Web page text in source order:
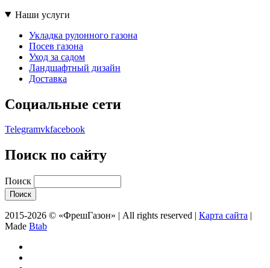
Наши услуги
Укладка рулонного газона
Посев газона
Уход за садом
Ландшафтный дизайн
Доставка
Социальные сети
Telegramvkfacebook
Поиск по сайту
Поиск
2015-2026 © «ФрешГазон» | All rights reserved | Карта сайта |
Made Btab